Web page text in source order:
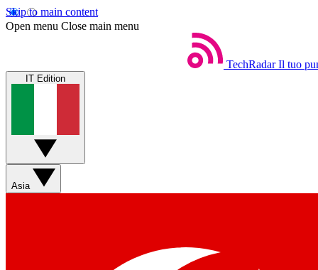
Skip to main content
Open menu Close main menu
TechRadar Il tuo
IT Edition
Asia